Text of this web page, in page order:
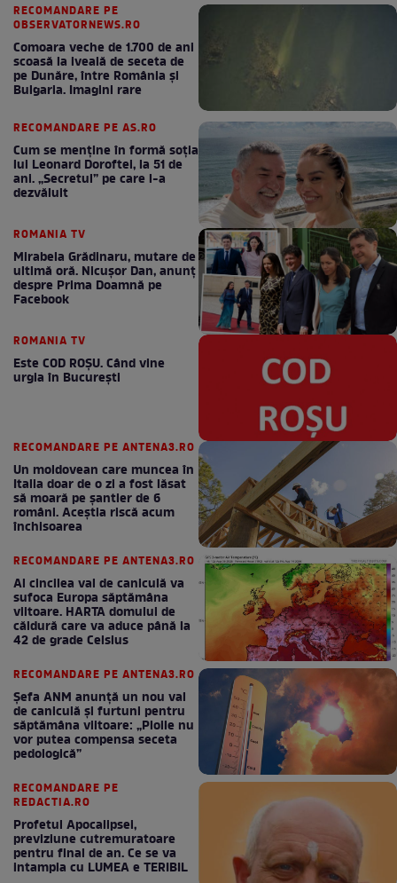
RECOMANDARE PE
OBSERVATORNEWS.RO
Comoara veche de 1.700 de ani
scoasă la iveală de seceta de
pe Dunăre, între România şi
Bulgaria. Imagini rare
RECOMANDARE PE AS.RO
Cum se menţine în formă soţia
lui Leonard Doroftei, la 51 de
ani. „Secretul” pe care l-a
dezvăluit
ROMANIA TV
Mirabela Grădinaru, mutare de
ultimă oră. Nicuşor Dan, anunţ
despre Prima Doamnă pe
Facebook
ROMANIA TV
Este COD ROŞU. Când vine
urgia în Bucureşti
RECOMANDARE PE ANTENA3.RO
Un moldovean care muncea în
Italia doar de o zi a fost lăsat
să moară pe şantier de 6
români. Aceștia riscă acum
închisoarea
RECOMANDARE PE ANTENA3.RO
Al cincilea val de caniculă va
sufoca Europa săptămâna
viitoare. HARTA domului de
căldură care va aduce până la
42 de grade Celsius
RECOMANDARE PE ANTENA3.RO
Șefa ANM anunță un nou val
de caniculă și furtuni pentru
săptămâna viitoare: „Ploile nu
vor putea compensa seceta
pedologică”
RECOMANDARE PE
REDACTIA.RO
Profetul Apocalipsei,
previziune cutremuratoare
pentru final de an. Ce se va
intampla cu LUMEA e TERIBIL